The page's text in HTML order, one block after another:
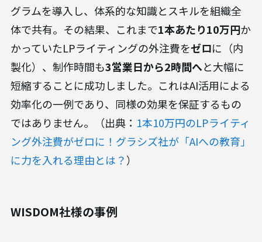
グラムを導入し、体系的な知識とスキルを組織全
体で共有。その結果、これまで1本あたり10万円か
かっていたLPライティングの外注費をゼロに（内
製化）、制作時間も3営業日から2時間へと大幅に
短縮することに成功しました。これはAI活用による
効率化の一例であり、同様の効果を保証するもの
ではありません。（出典： 1本10万円のLPライティ
ング外注費がゼロに！グラシズ社が「AIへの教育」
に力を入れる理由とは？）
WISDOM社様の事例